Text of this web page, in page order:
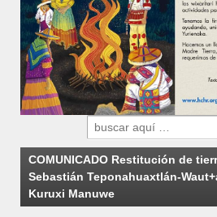
Search
for:
COMUNICADO Restitución de
Sebastián Teponahuaxtlán-
Kuruxi Manuwe